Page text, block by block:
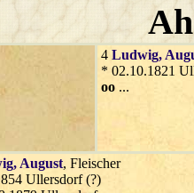
4 Ludwig,
* 02.10.1821
oo ...
, August, Fleischer
Ullersdorf (?)